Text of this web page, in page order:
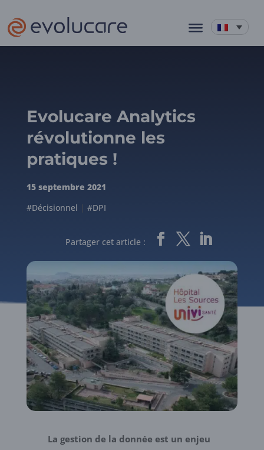
Evolucare Analytics
révolutionne les
pratiques !
15 septembre 2021
#Décisionnel
#DPI
Partager cet article :
La gestion de la donnée est un enjeu